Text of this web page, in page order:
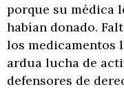
porque su médica
habían donado.
los medicamentos
ardua lucha de
defensores de